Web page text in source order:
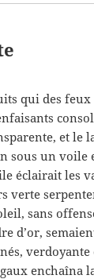
qui des feux
et le
sous un voile
éclairait les
verte
sans
d’or,
enchaîna